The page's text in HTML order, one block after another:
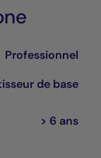
Professionnel
de base
> 6 ans